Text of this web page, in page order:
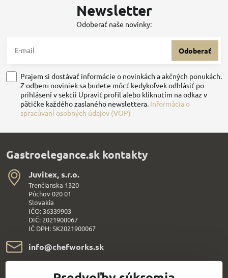
Newsletter
Odoberať naše novinky:
Odoberať
Prajem si dostávať informácie o novinkách a akčných ponukách.
Z odberu noviniek sa budete môcť kedykoľvek odhlásiť po
prihlásení v sekcii Upraviť profil alebo kliknutím na odkaz v
pätičke každého zaslaného newslettera. Informácia o
spracúvaní osobných údajov (VOP)
Gastroelegance.sk kontakty
Juvitex, s​.r​.o​.
Trenčianska 1320
Púchov 020 01
Slovakia
IČO: 36339903
DIČ: 2021900067
IČ DPH: SK2021900067
info​@chefworks​.sk